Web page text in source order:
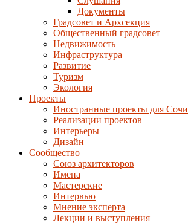
Документы
Градсовет и Архсекция
Общественный градсовет
Недвижимость
Инфраструктура
Развитие
Туризм
Экология
Проекты
Иностранные проекты для Сочи
Реализации проектов
Интерьеры
Дизайн
Сообщество
Союз архитекторов
Имена
Мастерские
Интервью
Мнение эксперта
Лекции и выступления